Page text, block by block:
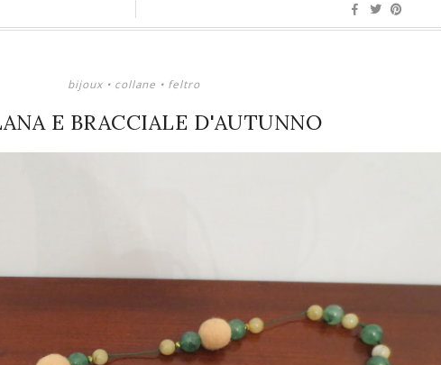
bijoux• collane • feltro
E BRACCIALE D'AUTUNNO